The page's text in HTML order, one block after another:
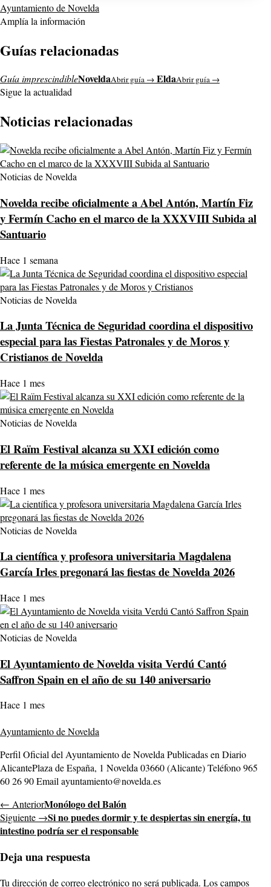
Ayuntamiento de Novelda
Amplía la información
Guías relacionadas
Guía imprescindibleNoveldaAbrir guía → EldaAbrir guía →
Sigue la actualidad
Noticias relacionadas
Noticias de Novelda
Novelda recibe oficialmente a Abel Antón, Martín Fiz
y Fermín Cacho en el marco de la XXXVIII Subida al
Santuario
Hace 1 semana
Noticias de Novelda
La Junta Técnica de Seguridad coordina el dispositivo
especial para las Fiestas Patronales y de Moros y
Cristianos de Novelda
Hace 1 mes
Noticias de Novelda
El Raïm Festival alcanza su XXI edición como
referente de la música emergente en Novelda
Hace 1 mes
Noticias de Novelda
La científica y profesora universitaria Magdalena
García Irles pregonará las fiestas de Novelda 2026
Hace 1 mes
Noticias de Novelda
El Ayuntamiento de Novelda visita Verdú Cantó
Saffron Spain en el año de su 140 aniversario
Hace 1 mes
Ayuntamiento de Novelda
Perfil Oficial del Ayuntamiento de Novelda Publicadas en Diario
AlicantePlaza de España, 1 Novelda 03660 (Alicante) Teléfono 965
60 26 90 Email ayuntamiento@novelda.es
← AnteriorMonólogo del Balón
Siguiente →Si no puedes dormir y te despiertas sin energía, tu
intestino podría ser el responsable
Deja una respuesta
Tu dirección de correo electrónico no será publicada. Los campos